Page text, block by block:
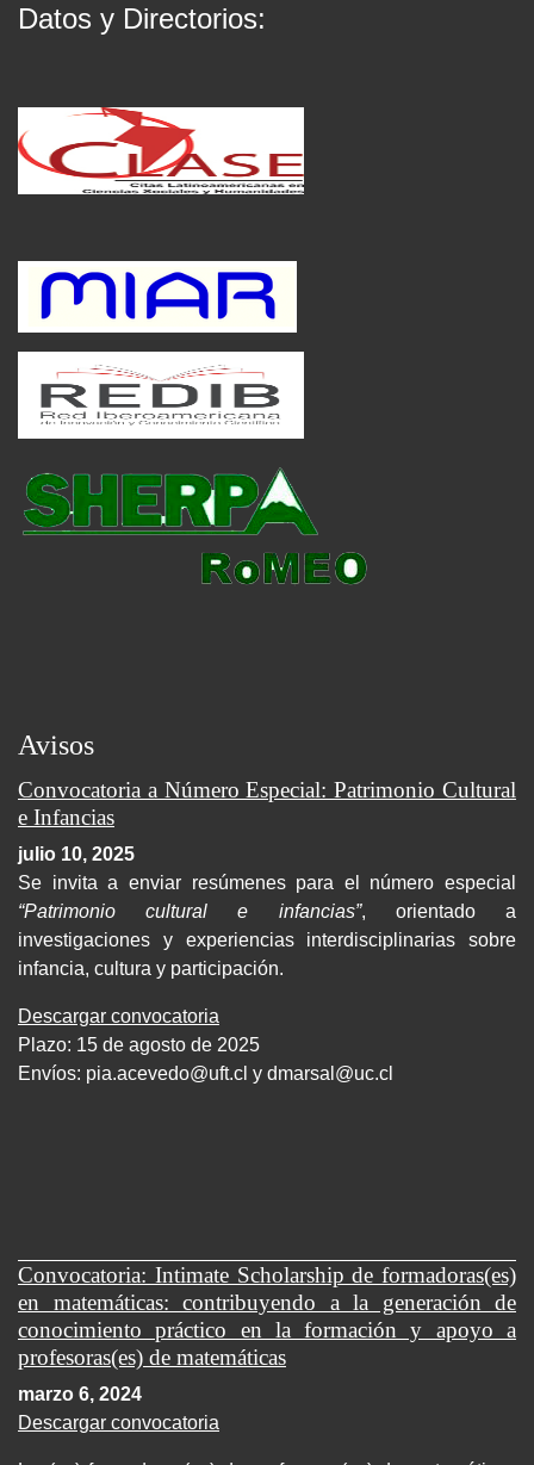
Datos y Directorios:
Avisos
Convocatoria a Número Especial: Patrimonio Cultural
e Infancias
julio 10, 2025
Se invita a enviar resúmenes para el número especial
“Patrimonio cultural e infancias”, orientado a
investigaciones y experiencias interdisciplinarias sobre
infancia, cultura y participación.
Descargar convocatoria
Plazo: 15 de agosto de 2025
Envíos: pia.acevedo@uft.cl y dmarsal@uc.cl
Convocatoria: Intimate Scholarship de formadoras(es)
en matemáticas: contribuyendo a la generación de
conocimiento práctico en la formación y apoyo a
profesoras(es) de matemáticas
marzo 6, 2024
Descargar convocatoria